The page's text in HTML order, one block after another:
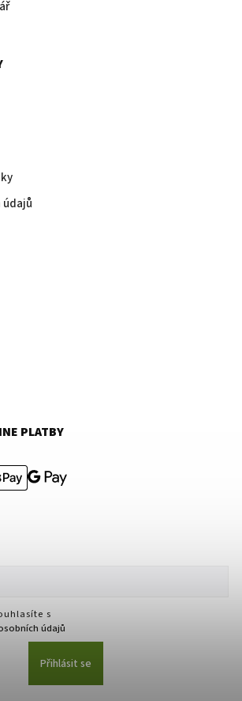
údajů
PLATBY
s
údajů
Přihlásit se